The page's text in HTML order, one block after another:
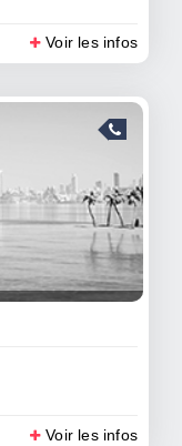
Voir les infos
Voir les infos